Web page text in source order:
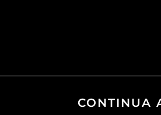
CONTINUA